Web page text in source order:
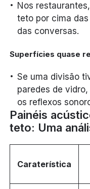
Nos
teto por cima
das conversas.
Superfícies quase
Se uma divisão
paredes de
os reflexos
Painéis
teto: Uma
Caraterística